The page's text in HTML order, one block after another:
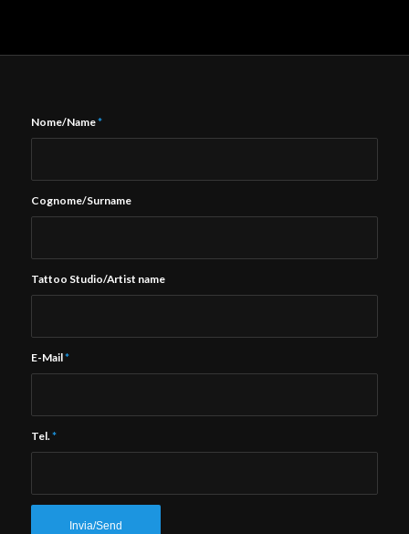
Nome/Name*
Cognome/Surname
Tattoo Studio/Artist name
E-Mail*
Tel.*